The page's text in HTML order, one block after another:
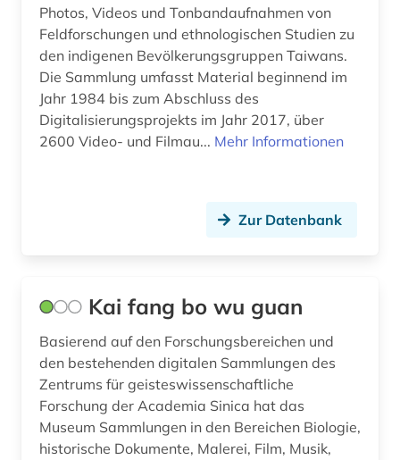
Photos, Videos und Tonbandaufnahmen von
Feldforschungen und ethnologischen Studien zu
den indigenen Bevölkerungsgruppen Taiwans.
Die Sammlung umfasst Material beginnend im
Jahr 1984 bis zum Abschluss des
Digitalisierungsprojekts im Jahr 2017, über
2600 Video- und Filmau... Mehr Informationen
Zur Datenbank
Kai fang bo wu guan
Basierend auf den Forschungsbereichen und
den bestehenden digitalen Sammlungen des
Zentrums für geisteswissenschaftliche
Forschung der Academia Sinica hat das
Museum Sammlungen in den Bereichen Biologie,
historische Dokumente, Malerei, Film, Musik,